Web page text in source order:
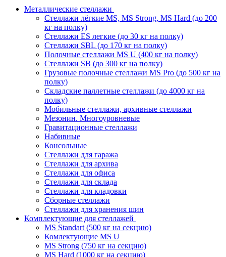
Металлические стеллажи
Стеллажи лёгкие MS, MS Strong, MS Hard (до 200
кг на полку)
Стеллажи ES легкие (до 30 кг на полку)
Стеллажи SBL (до 170 кг на полку)
Полочные стеллажи MS U (400 кг на полку)
Стеллажи SB (до 300 кг на полку)
Грузовые полочные стеллажи MS Pro (до 500 кг на
полку)
Складские паллетные стеллажи (до 4000 кг на
полку)
Мобильные стеллажи, архивные стеллажи
Мезонин. Многоуровневые
Гравитационные стеллажи
Набивные
Консольные
Стеллажи для гаража
Стеллажи для архива
Стеллажи для офиса
Стеллажи для склада
Стеллажи для кладовки
Сборные стеллажи
Стеллажи для хранения шин
Комплектующие для стеллажей
MS Standart (500 кг на секцию)
Комлектующие MS U
MS Strong (750 кг на секцию)
MS Hard (1000 кг на секцию)